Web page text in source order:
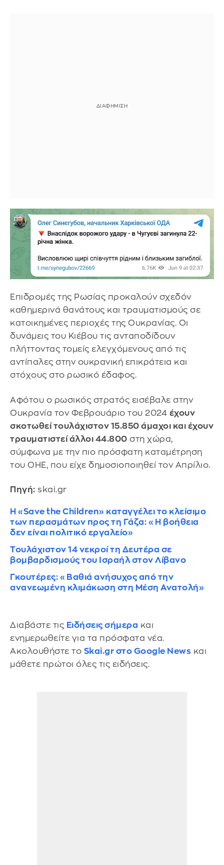
Επιδρομές της Ρωσίας προκαλούν σχεδόν
καθημερινά θανάτους και τραυματισμούς σε
κατοικημένες περιοχές της Ουκρανίας. Οι
δυνάμεις του Κιέβου τις ανταποδίδουν
πλήττοντας τομείς ελεγχόμενους από τις
αντίπαλες στην ουκρανική επικράτεια και
στόχους στο ρωσικό έδαφος.
Αφότου ο ρωσικός στρατός εισέβαλε στην
Ουκρανία τον Φεβρουάριο του 2024 έχουν
σκοτωθεί τουλάχιστον 15.850 άμαχοι και έχουν
τραυματιστεί άλλοι 44.800 στη χώρα,
σύμφωνα με την πιο πρόσφατη καταμέτρηση
του ΟΗΕ, που είχε δημοσιοποιηθεί τον Απρίλιο.
Πηγή: skai.gr
Η «Save the Children» καταγγέλει το κλείσιμο
των περασμάτων προς τη Γάζα: «Η βοήθεια
δεν είναι πολιτικό εργαλείο»
Τουλάχιστον 14 νεκροί τη Δευτέρα σε
βομβαρδισμούς του Ισραήλ στον Λίβανο
Γκουτέρες: «Βαθιά ανήσυχος από την
ανανεωμένη κλιμάκωση στη Μέση Ανατολή»
Διαβάστε τις Ειδήσεις σήμερα και
ενημερωθείτε για τα πρόσφατα νέα.
Ακολουθήστε το Skai.gr στο Google News και
μάθετε πρώτοι όλες τις ειδήσεις.